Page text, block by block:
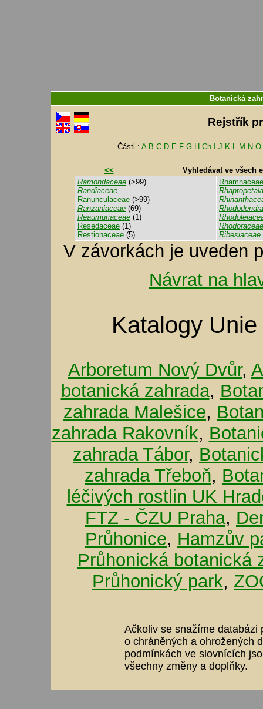
Botanická
Rejstřík
Části : A B C D E F G H Ch J K L M N O
<<
Vyhledávat ve všech
Ramondaceae (>99)
Randiaceae
Ranunculaceae (>99)
Ranzaniaceae (69)
Reaumuriaceae (1)
Resedaceae (1)
Restionaceae (5)
Rhamnaceae
Rhodoraceae
Ribesiaceae
V závorkách je uveden
Návrat na
Katalogy
Arboretum Nový Dvůr,
botanická zahrada,
zahrada Malešice,
zahrada Rakovník,
zahrada Tábor,
zahrada Třeboň,
léčivých rostlin UK
FTZ - ČZU Praha,
Průhonice, Hamzův
Průhonická botanická
Průhonický park,
Ačkoliv se snažíme databázi
o chráněných a ohrožených
podmínkách ve slovnících
všechny změny a doplňky.